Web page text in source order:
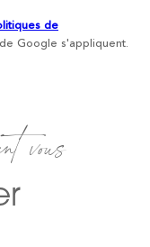
de
de Google s'appliquent.
vous